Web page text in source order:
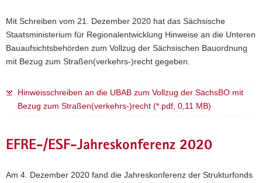
Mit Schreiben vom 21. Dezember 2020 hat das Sächsische
Staatsministerium für Regionalentwicklung Hinweise an die Unteren
Bauaufsichtsbehörden zum Vollzug der Sächsischen Bauordnung
mit Bezug zum Straßen(verkehrs-)recht gegeben.
Hinweisschreiben an die UBAB zum Vollzug der SächsBO mit
Bezug zum Straßen(verkehrs-)recht (*.pdf, 0,11 MB)
EFRE-/ESF-Jahreskonferenz 2020
Am 4. Dezember 2020 fand die Jahreskonferenz der Strukturfonds